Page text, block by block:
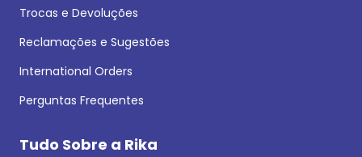
Trocas e Devoluções
Reclamações e Sugestões
International Orders
Perguntas Frequentes
Tudo Sobre a Rika